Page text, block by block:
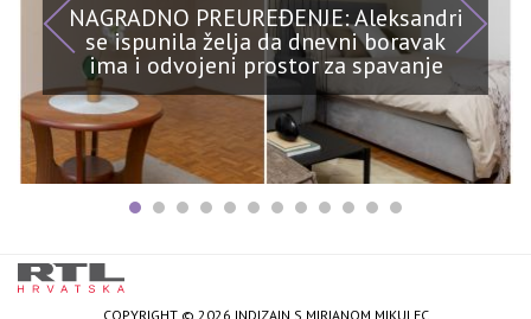
NAGRADNO PREUREĐENJE: Aleksandri
se ispunila želja da dnevni boravak
ima i odvojeni prostor za spavanje
COPYRIGHT © 2026 INDIZAJN S MIRJANOM MIKULEC